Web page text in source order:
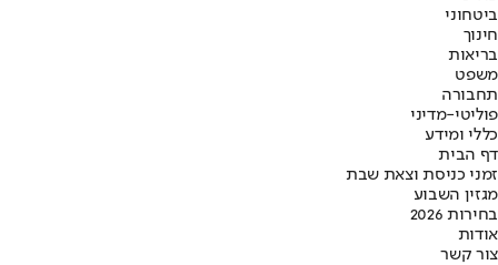
ביטחוני
חינוך
בריאות
משפט
תחבורה
פוליטי-מדיני
כללי ומידע
דף הבית
זמני כניסת וצאת שבת
מגזין השבוע
בחירות 2026
אודות
צור קשר